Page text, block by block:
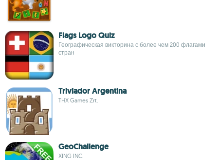
Flags Logo Quiz
Географическая викторина с более чем 200 флагами
стран
Triviador Argentina
THX Games Zrt.
GeoChallenge
XING INC.